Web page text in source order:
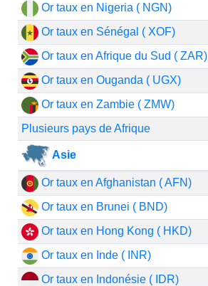
Or taux en Nigeria ( NGN)
Or taux en Sénégal ( XOF)
Or taux en Afrique du Sud ( ZAR)
Or taux en Ouganda ( UGX)
Or taux en Zambie ( ZMW)
Plusieurs pays de Afrique
Asie
Or taux en Afghanistan ( AFN)
Or taux en Brunei ( BND)
Or taux en Hong Kong ( HKD)
Or taux en Inde ( INR)
Or taux en Indonésie ( IDR)